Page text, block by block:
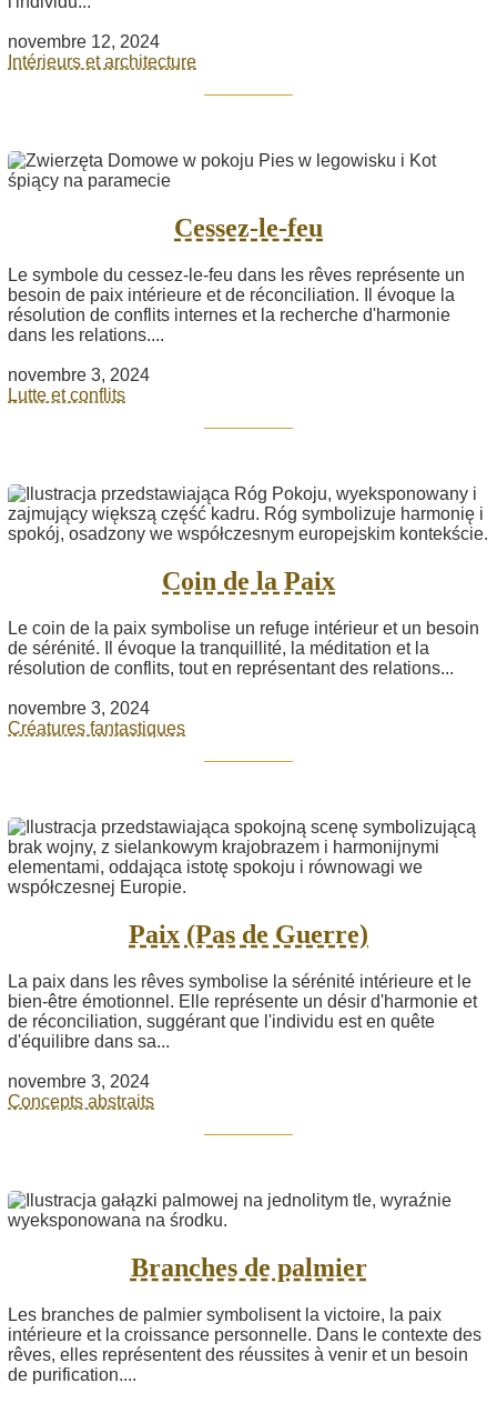
novembre 12, 2024
Intérieurs et architecture
Cessez-le-feu
Le symbole du cessez-le-feu dans les rêves représente un
besoin de paix intérieure et de réconciliation. Il évoque la
résolution de conflits internes et la recherche d'harmonie
dans les relations....
novembre 3, 2024
Lutte et conflits
Coin de la Paix
Le coin de la paix symbolise un refuge intérieur et un besoin
de sérénité. Il évoque la tranquillité, la méditation et la
résolution de conflits, tout en représentant des relations...
novembre 3, 2024
Créatures fantastiques
Paix (Pas de Guerre)
La paix dans les rêves symbolise la sérénité intérieure et le
bien-être émotionnel. Elle représente un désir d'harmonie et
de réconciliation, suggérant que l'individu est en quête
d'équilibre dans sa...
novembre 3, 2024
Concepts abstraits
Branches de palmier
Les branches de palmier symbolisent la victoire, la paix
intérieure et la croissance personnelle. Dans le contexte des
rêves, elles représentent des réussites à venir et un besoin
de purification....